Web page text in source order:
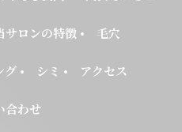
サロンの特徴 毛穴
グ シミ アクセス
合わせ